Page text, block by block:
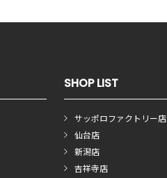
SHOP LIST
サッポロファクトリー店
仙台店
新潟店
吉祥寺店